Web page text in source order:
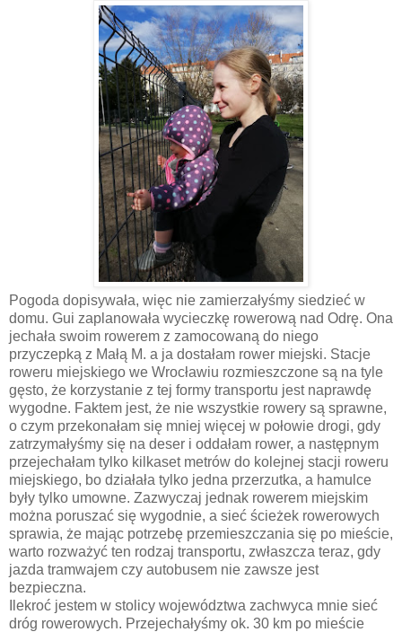
Pogoda dopisywała, więc nie zamierzałyśmy siedzieć w
domu. Gui zaplanowała wycieczkę rowerową nad Odrę. Ona
jechała swoim rowerem z zamocowaną do niego
przyczepką z Małą M. a ja dostałam rower miejski. Stacje
roweru miejskiego we Wrocławiu rozmieszczone są na tyle
gęsto, że korzystanie z tej formy transportu jest naprawdę
wygodne. Faktem jest, że nie wszystkie rowery są sprawne,
o czym przekonałam się mniej więcej w połowie drogi, gdy
zatrzymałyśmy się na deser i oddałam rower, a następnym
przejechałam tylko kilkaset metrów do kolejnej stacji roweru
miejskiego, bo działała tylko jedna przerzutka, a hamulce
były tylko umowne. Zazwyczaj jednak rowerem miejskim
można poruszać się wygodnie, a sieć ścieżek rowerowych
sprawia, że mając potrzebę przemieszczania się po mieście,
warto rozważyć ten rodzaj transportu, zwłaszcza teraz, gdy
jazda tramwajem czy autobusem nie zawsze jest
bezpieczna.
Ilekroć jestem w stolicy województwa zachwyca mnie sieć
dróg rowerowych. Przejechałyśmy ok. 30 km po mieście